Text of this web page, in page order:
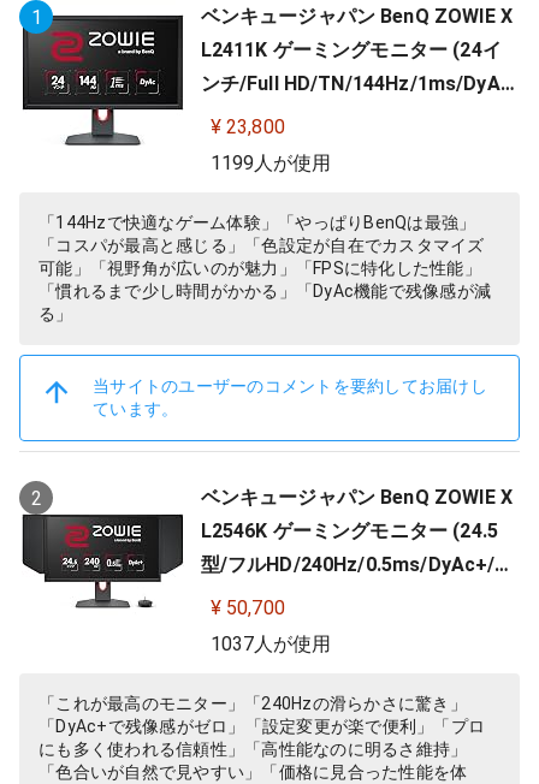
1
ベンキュージャパン BenQ ZOWIE X
L2411K ゲーミングモニター (24イ
ンチ/Full HD/TN/144Hz/1ms/DyAc/
小さめ台座/OSDメニュー/指一本で
高さ調整)
¥ 23,800
1199人が使用
「144Hzで快適なゲーム体験」「やっぱりBenQは最強」
「コスパが最高と感じる」「色設定が自在でカスタマイズ
可能」「視野角が広いのが魅力」「FPSに特化した性能」
「慣れるまで少し時間がかかる」「DyAc機能で残像感が減
る」
当サイトのユーザーのコメントを要約してお届けし
ています。
2
ベンキュージャパン BenQ ZOWIE X
L2546K ゲーミングモニター (24.5
型/フルHD/240Hz/0.5ms/DyAc+/小
さめ台座/新筐体デザイン/新OSDメ
ニュー/新型液晶パネル採用)
¥ 50,700
1037人が使用
「これが最高のモニター」「240Hzの滑らかさに驚き」
「DyAc+で残像感がゼロ」「設定変更が楽で便利」「プロ
にも多く使われる信頼性」「高性能なのに明るさ維持」
「色合いが自然で見やすい」「価格に見合った性能を体